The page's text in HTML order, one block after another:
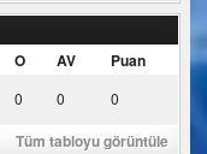
O AV Puan
0 0 0
Tüm tabloyu görüntüle